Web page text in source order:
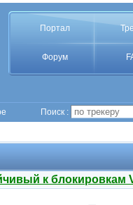
Портал
Форум
Поиск :
к блокировкам